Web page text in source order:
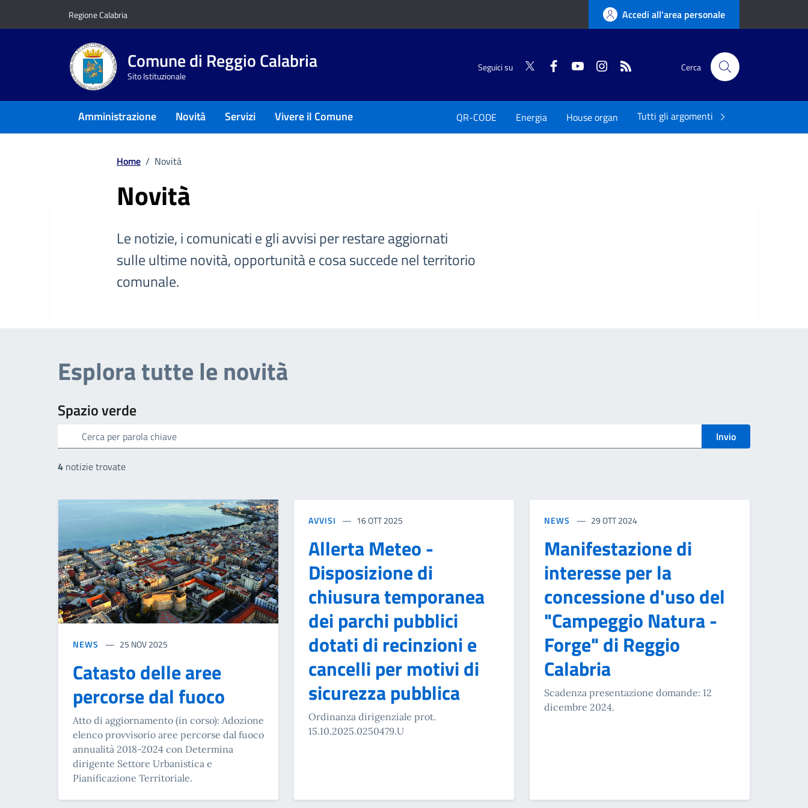
Regione Calabria Accedi all'area personale
Comune di Reggio Calabria
Sito Istituzionale
Seguici su Twitter FacebookYouTubeInstagram Cerca
Amministrazione Novità Servizi Vivere il Comune QR-CODE Energia House organ Tutti gli argomenti
Home / Novità
Novità
Le notizie, i comunicati e gli avvisi per restare aggiornati
sulle ultime novità, opportunità e cosa succede nel territorio
comunale.
Esplora tutte le novità
Spazio verde
Invio
4 notizie trovate
NEWS 25 NOV 2025
Catasto delle aree
percorse dal fuoco
Atto di aggiornamento (in corso): Adozione
elenco provvisorio aree percorse dal fuoco
annualità 2018-2024 con Determina
dirigente Settore Urbanistica e
Pianificazione Territoriale.
AVVISI 16 OTT 2025
Allerta Meteo -
Disposizione di
chiusura temporanea
dei parchi pubblici
dotati di recinzioni e
cancelli per motivi di
sicurezza pubblica
Ordinanza dirigenziale prot.
15.10.2025.0250479.U
NEWS 29 OTT 2024
Manifestazione di
interesse per la
concessione d'uso del
"Campeggio Natura -
Forge" di Reggio
Calabria
Scadenza presentazione domande: 12
dicembre 2024.